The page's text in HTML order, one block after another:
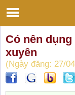
Có nên
xuyên
(Ngày đăng: 27/